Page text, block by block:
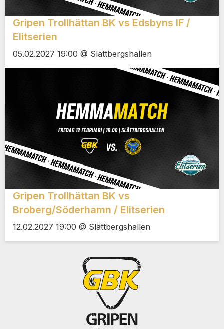
Gripen Trollhättan BK vs Edsbyns IF /
Elitserien
05.02.2027 19:00 @ Slättbergshallen
Gripen Trollhättan BK vs
Broberg/Söderhamn / Elitserien
12.02.2027 19:00 @ Slättbergshallen